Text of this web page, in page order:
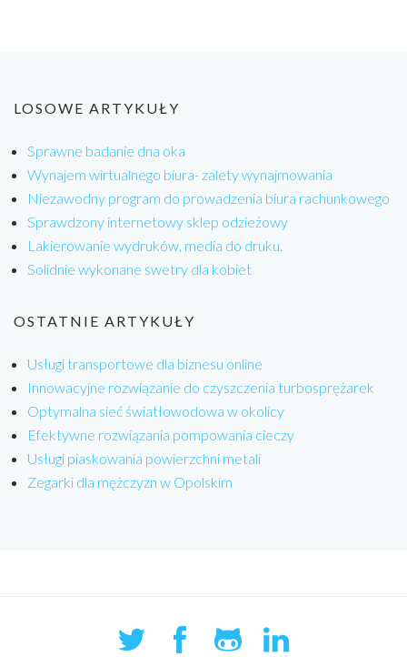
LOSOWE ARTYKUŁY
Sprawne badanie dna oka
Wynajem wirtualnego biura- zalety wynajmowania
Niezawodny program do prowadzenia biura rachunkowego
Sprawdzony internetowy sklep odzieżowy
Lakierowanie wydruków, media do druku.
Solidnie wykonane swetry dla kobiet
OSTATNIE ARTYKUŁY
Usługi transportowe dla biznesu online
Innowacyjne rozwiązanie do czyszczenia turbosprężarek
Optymalna sieć światłowodowa w okolicy
Efektywne rozwiązania pompowania cieczy
Usługi piaskowania powierzchni metali
Zegarki dla mężczyzn w Opolskim